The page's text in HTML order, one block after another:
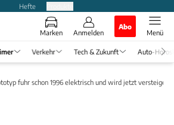
Hefte
Marken Anmelden
Abo
Menü
Verkehr Tech & Zukunft Auto-
fuhr schon 1996 elektrisch und wird jetzt versteigert